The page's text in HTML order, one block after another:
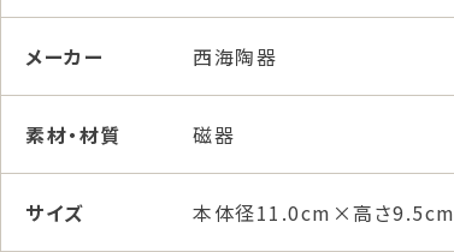
メーカー 西海陶器
素材・材質 磁器
サイズ 本体径11.0cm×高さ9.5cm